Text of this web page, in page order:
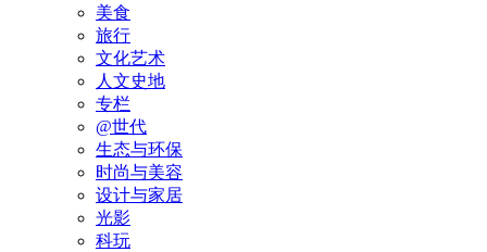
美食
旅行
文化艺术
人文史地
专栏
@世代
生态与环保
时尚与美容
设计与家居
光影
科玩